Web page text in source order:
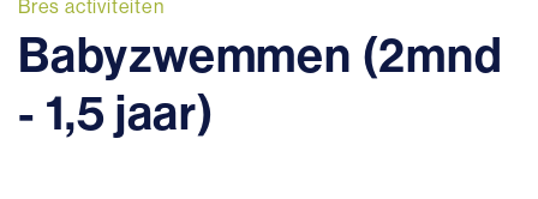
Bres activiteiten
Babyzwemmen (2mnd
- 1,5 jaar)